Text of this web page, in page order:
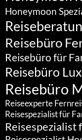
Honeymoon
Reisebüro
Reisebüro für
Reisebüro
Reisebüro
Reiseexperte
Reisespezialist für
Reisespezialist